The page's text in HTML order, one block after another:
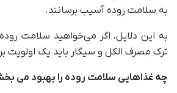
به سلامت روده آسیب برسانند.
به این دلایل، اگر می‌خواهید سلامت
ترک مصرف الکل و سیگار باید یک اولویت
چه غذاهایی سلامت روده را بهبود می